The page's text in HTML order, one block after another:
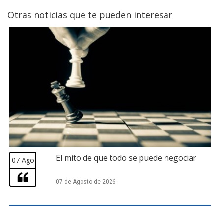
Otras noticias que te pueden interesar
07 Ago El mito de que todo se puede negociar
07 de Agosto de 2026